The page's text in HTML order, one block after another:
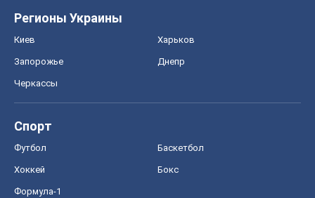
Регионы Украины
Киев Харьков
Запорожье Днепр
Черкассы
Спорт
Футбол Баскетбол
Хоккей Бокс
Формула-1